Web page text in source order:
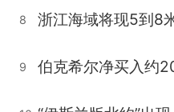
8 浙江海域将现5到8
9 伯克希尔净买入约